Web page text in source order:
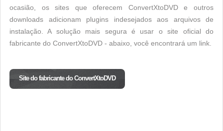
ocasião, os sites que oferecem ConvertXtoDVD e outros
downloads adicionam plugins indesejados aos arquivos de
instalação. A solução mais segura é usar o site oficial do
fabricante do ConvertXtoDVD - abaixo, você encontrará um link.
Site do fabricante do ConvertXtoDVD